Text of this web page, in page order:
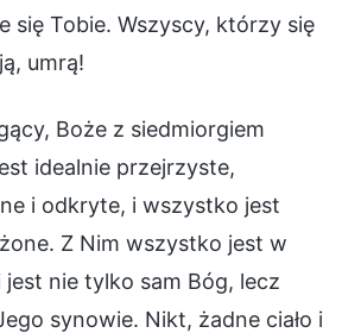
się Tobie. Wszyscy, którzy się
umrą!
Boże z siedmiorgiem
idealnie przejrzyste,
i odkryte, i wszystko jest
Z Nim wszystko jest w
jest nie tylko sam Bóg, lecz
synowie. Nikt, żadne ciało i